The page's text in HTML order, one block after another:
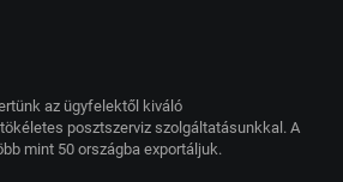
az ügyfelektől kiváló
posztszerviz szolgáltatásunkkal. A
mint 50 országba exportáljuk.